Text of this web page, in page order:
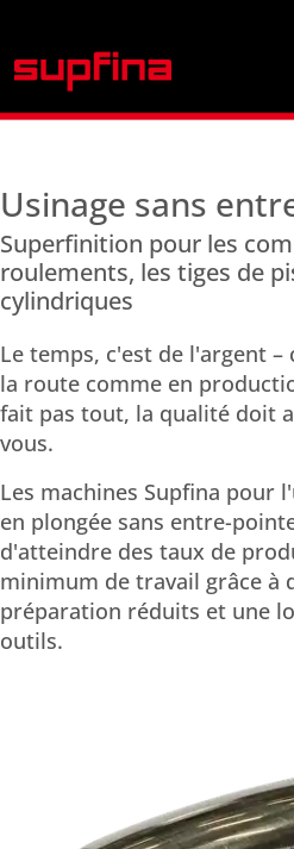
Usinage sans
Superfinition pour les
roulements, les tiges de
cylindriques
Le temps, c'est de l'argent
la route comme en
fait pas tout, la qualité doit
vous.
Les machines Supfina pour
en plongée sans entre-
d'atteindre des taux de
minimum de travail grâce à
préparation réduits et une
outils.